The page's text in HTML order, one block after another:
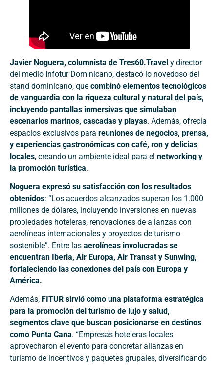
Javier Noguera, columnista de Tres60.Travel y director
del medio Infotur Dominicano, destacó lo novedoso del
stand dominicano, que combinó elementos tecnológicos
de vanguardia con la riqueza cultural y natural del país,
incluyendo pantallas inmersivas que simulaban
escenarios marinos, cascadas y playas. Además, ofrecía
espacios exclusivos para reuniones de negocios, prensa,
y experiencias gastronómicas con café, ron y delicias
locales, creando un ambiente ideal para el networking y
la promoción turística.
Noguera expresó su satisfacción con los resultados
obtenidos: “Los acuerdos alcanzados superan los 1.000
millones de dólares, incluyendo inversiones en nuevas
propiedades hoteleras, renovaciones de alianzas con
aerolíneas internacionales y proyectos de turismo
sostenible”. Entre las aerolíneas involucradas se
encuentran Iberia, Air Europa, Air Transat y Sunwing,
fortaleciendo las conexiones del país con Europa y
América.
Además, FITUR sirvió como una plataforma estratégica
para la promoción del turismo de lujo y salud,
segmentos clave que buscan posicionarse en destinos
como Punta Cana. “Empresas hoteleras locales
aprovecharon el evento para concretar alianzas en
turismo de incentivos y paquetes grupales, diversificando